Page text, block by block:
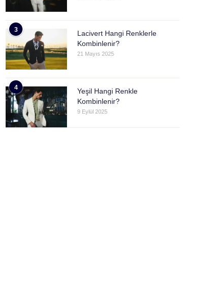
3
Lacivert Hangi Renklerle
Kombinlenir?
21 Mayıs 2025
4
Yeşil Hangi Renkle
Kombinlenir?
9 Eylül 2025